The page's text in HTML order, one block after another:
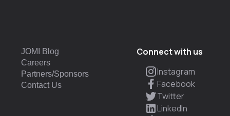
JOMI Blog
Careers
Partners/Sponsors
Contact Us
Connect with us
Instagram
Facebook
Twitter
LinkedIn